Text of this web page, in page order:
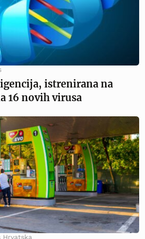
istrenirana na
16 novih virusa
Hrvatska